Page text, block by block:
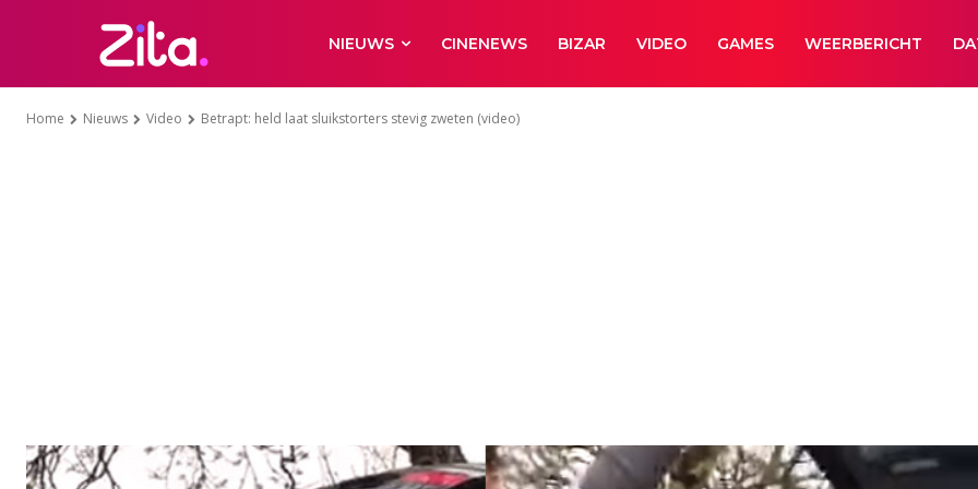
NIEUWS CINENEWS BIZAR VIDEO GAMES WEERBERICHT
Home Nieuws Video Betrapt: held laat sluikstorters stevig zweten (video)